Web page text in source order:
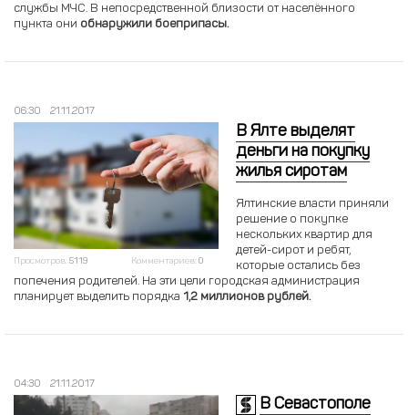
службы МЧС. В непосредственной близости от населённого
пункта они обнаружили боеприпасы.
06:30 21.11.2017
Просмотров: 5119 Комментариев: 0
В Ялте выделят
деньги на покупку
жилья сиротам
Ялтинские власти приняли
решение о покупке
нескольких квартир для
детей-сирот и ребят,
которые остались без
попечения родителей. На эти цели городская администрация
планирует выделить порядка 1,2 миллионов рублей.
04:30 21.11.2017
В Севастополе